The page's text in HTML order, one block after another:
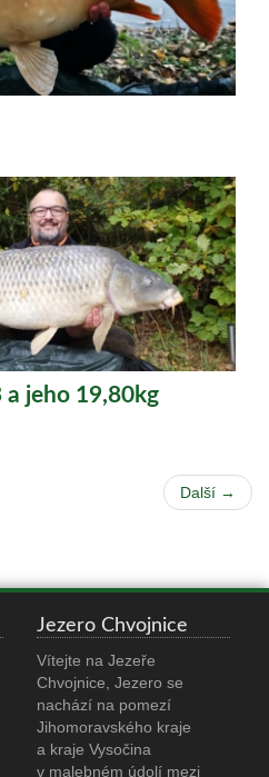
jeho 19,80kg
Další →
Jezero Chvojnice
Vítejte na Jezeře
Chvojnice, Jezero se
nachází na pomezí
Jihomoravského kraje
a kraje Vysočina
v malebném údolí mezi